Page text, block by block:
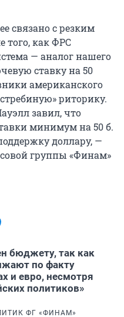
связано с резким
того, как ФРС
— аналог нашего
ставку на 50
американского
риторику.
завил, что
минимум на 50 б.
доллару, —
группы «Финам»
бюджету, так как
по факту
и евро, несмотря
политиков»
ФГ «ФИНАМ»